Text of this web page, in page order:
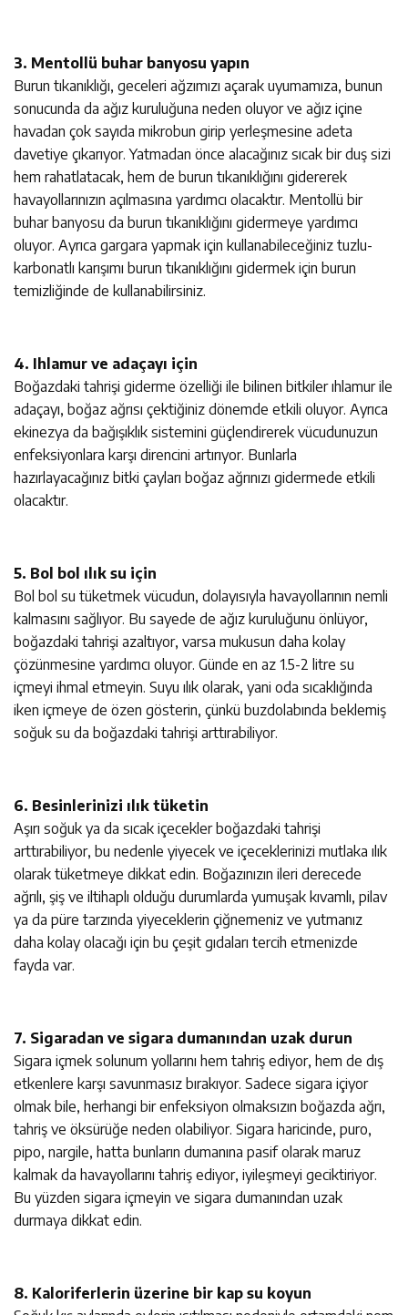
3. Mentollü buhar banyosu yapın
Burun tıkanıklığı, geceleri ağzımızı açarak uyumamıza, bunun
sonucunda da ağız kuruluğuna neden oluyor ve ağız içine
havadan çok sayıda mikrobun girip yerleşmesine adeta
davetiye çıkarıyor. Yatmadan önce alacağınız sıcak bir duş sizi
hem rahatlatacak, hem de burun tıkanıklığını gidererek
havayollarınızın açılmasına yardımcı olacaktır. Mentollü bir
buhar banyosu da burun tıkanıklığını gidermeye yardımcı
oluyor. Ayrıca gargara yapmak için kullanabileceğiniz tuzlu-
karbonatlı karışımı burun tıkanıklığını gidermek için burun
temizliğinde de kullanabilirsiniz.
4. Ihlamur ve adaçayı için
Boğazdaki tahrişi giderme özelliği ile bilinen bitkiler ıhlamur ile
adaçayı, boğaz ağrısı çektiğiniz dönemde etkili oluyor. Ayrıca
ekinezya da bağışıklık sistemini güçlendirerek vücudunuzun
enfeksiyonlara karşı direncini artırıyor. Bunlarla
hazırlayacağınız bitki çayları boğaz ağrınızı gidermede etkili
olacaktır.
5. Bol bol ılık su için
Bol bol su tüketmek vücudun, dolayısıyla havayollarının nemli
kalmasını sağlıyor. Bu sayede de ağız kuruluğunu önlüyor,
boğazdaki tahrişi azaltıyor, varsa mukusun daha kolay
çözünmesine yardımcı oluyor. Günde en az 1.5-2 litre su
içmeyi ihmal etmeyin. Suyu ılık olarak, yani oda sıcaklığında
iken içmeye de özen gösterin, çünkü buzdolabında beklemiş
soğuk su da boğazdaki tahrişi arttırabiliyor.
6. Besinlerinizi ılık tüketin
Aşırı soğuk ya da sıcak içecekler boğazdaki tahrişi
arttırabiliyor, bu nedenle yiyecek ve içeceklerinizi mutlaka ılık
olarak tüketmeye dikkat edin. Boğazınızın ileri derecede
ağrılı, şiş ve iltihaplı olduğu durumlarda yumuşak kıvamlı, pilav
ya da püre tarzında yiyeceklerin çiğnemeniz ve yutmanız
daha kolay olacağı için bu çeşit gıdaları tercih etmenizde
fayda var.
7. Sigaradan ve sigara dumanından uzak durun
Sigara içmek solunum yollarını hem tahriş ediyor, hem de dış
etkenlere karşı savunmasız bırakıyor. Sadece sigara içiyor
olmak bile, herhangi bir enfeksiyon olmaksızın boğazda ağrı,
tahriş ve öksürüğe neden olabiliyor. Sigara haricinde, puro,
pipo, nargile, hatta bunların dumanına pasif olarak maruz
kalmak da havayollarını tahriş ediyor, iyileşmeyi geciktiriyor.
Bu yüzden sigara içmeyin ve sigara dumanından uzak
durmaya dikkat edin.
8. Kaloriferlerin üzerine bir kap su koyun